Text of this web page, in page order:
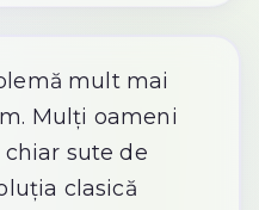
mult mai
Mulți oameni
chiar sute de
clasică